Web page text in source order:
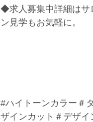
◆求人募集中詳細は
ン見学もお気軽に。
#ハイトーンカラー ＃
ザインカット＃デザ